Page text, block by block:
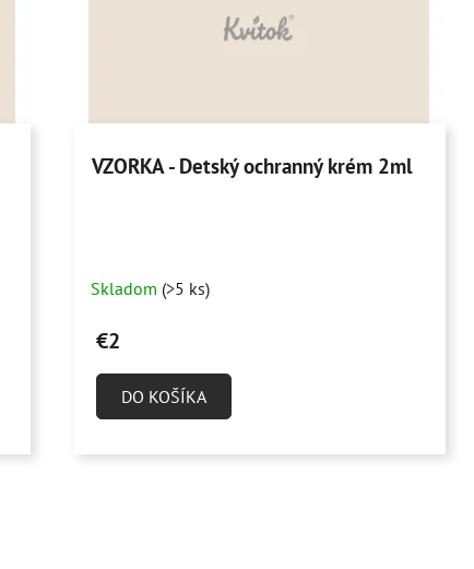
VZORKA - Detský ochranný krém 2ml
Skladom (>5 ks)
€2
DO KOŠÍKA